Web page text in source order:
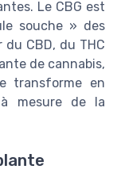
Le CBG est
souche » des
CBD, du THC
de cannabis,
transforme en
mesure de la